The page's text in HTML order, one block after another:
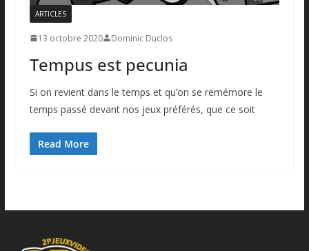
ARTICLES
13 octobre 2020 Dominic Duclos
Tempus est pecunia
Si on revient dans le temps et qu’on se remémore le
temps passé devant nos jeux préférés, que ce soit
Read More